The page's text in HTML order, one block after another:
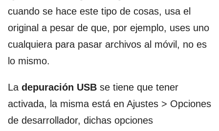
cuando se hace este tipo de cosas, usa el
original a pesar de que, por ejemplo, uses uno
cualquiera para pasar archivos al móvil, no es
lo mismo.
La depuración USB se tiene que tener
activada, la misma está en Ajustes > Opciones
de desarrollador, dichas opciones